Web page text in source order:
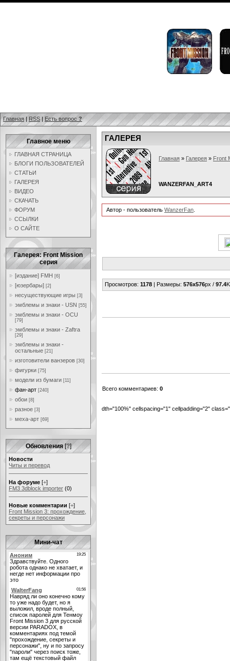
Главная | RSS | Есть вопрос ?
Главное меню
ГЛАВНАЯ СТРАНИЦА
БЛОГИ ПОЛЬЗОВАТЕЛЕЙ
СТАТЬИ
ГАЛЕРЕЯ
ВИДЕО
СКАЧАТЬ
ФОРУМ
ССЫЛКИ
О САЙТЕ
Галерея: Front Mission
серия
[издание] FMH [6]
[юзербары] [2]
несуществующие игры [3]
эмблемы и знаки - USN [55]
эмблемы и знаки - OCU
[79]
эмблемы и знаки - Zaftra
[29]
эмблемы и знаки -
остальные [21]
изготовители ванзеров [30]
фигурки [75]
модели из бумаги [11]
фан-арт [240]
обои [8]
разное [3]
меха-арт [69]
Обновления [?]
Новости
Читы и перевод
На форуме [+]
FM3 3dblock importer (0)
Новые комментарии [+]
Front Mission 3: прохождение,
секреты и персонажи
Мини-чат
ГАЛЕРЕЯ
Главная » Галерея » Front
WANZERFAN_ART4
Автор - пользователь WanzerFan
Просмотров: 1178 | Размеры: 576x576px / 97.4
Всего комментариев: 0
dth="100%" cellspacing="1" cellpadding="2"